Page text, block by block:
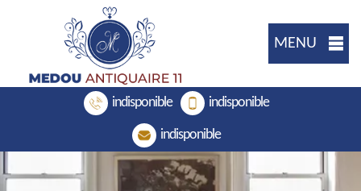
MENU
indisponible indisponible
indisponible